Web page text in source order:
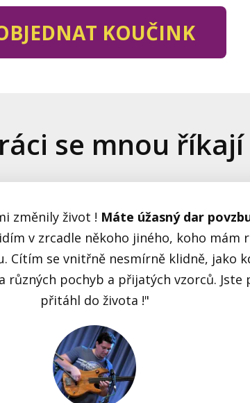
KOUČINK
se mnou
změnily život ! Máte úžasný dar
v zrcadle někoho jiného, koho mám
Cítím se vnitřně nesmírně klidně, jako
různých pochyb a přijatých vzorců.
přitáhl do života !"